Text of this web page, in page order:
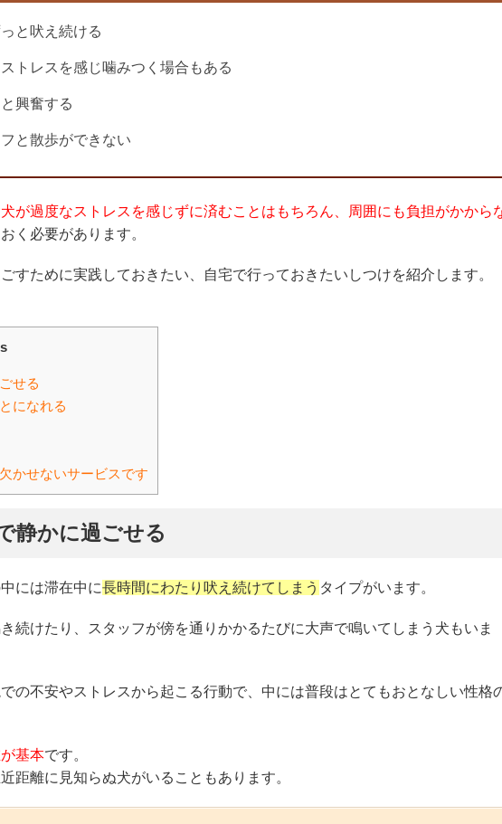
と吠え続ける
トレスを感じ噛みつく場合もある
興奮する
と散歩ができない
が過度なストレスを感じずに済むことはもちろん、周囲にも負担がかから
く必要があります。
すために実践しておきたい、自宅で行っておきたいしつけを紹介します。
せる
になれる
かせないサービスです
静かに過ごせる
には滞在中に長時間にわたり吠え続けてしまう タイプがいます。
続けたり、スタッフが傍を通りかかるたびに大声で鳴いてしまう犬もいま
の不安やストレスから起こる行動で、中には普段はとてもおとなしい性格
基本です。
距離に見知らぬ犬がいることもあります。